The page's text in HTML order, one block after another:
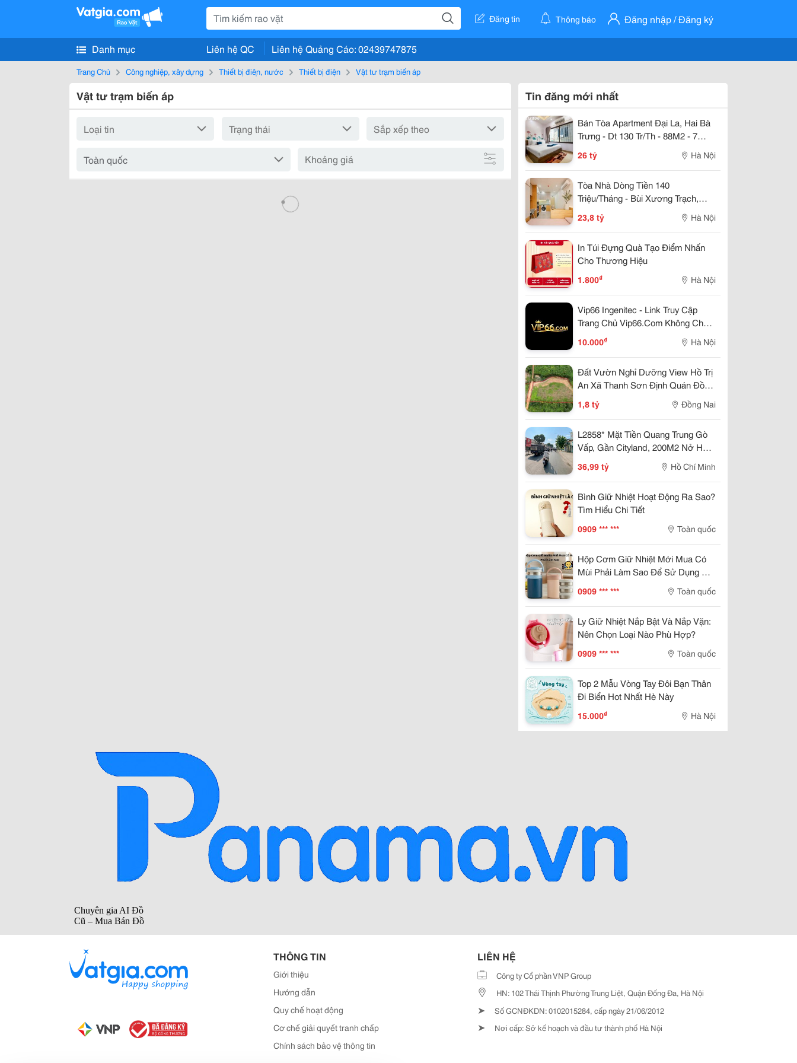
Đăng tin Thông báo Đăng nhập / Đăng ký
Danh mục Liên hệ QC Liên hệ Quảng Cáo: 02439747875
Trang Chủ Công nghiệp, xây dựng Thiết bị điện, nước Thiết bị điện Vật tư trạm biến áp
Vật tư trạm biến áp
Khoảng giá
Tin đăng mới nhất
Bán Tòa Apartment Đại La, Hai Bà
Trưng - Dt 130 Tr/Th - 88M2 - 7
26 tỷ Hà Nội
Tòa Nhà Dòng Tiền 140
Triệu/Tháng - Bùi Xương Trạch,
Thanh Xuân - 22 Căn Hộ Kk - 86
M2 X 7 Tầng - Mt 6 M - 23,8 Tỷ
23,8 tỷ Hà Nội
In Túi Đựng Quà Tạo Điểm Nhấn
Cho Thương Hiệu
1.800₫ Hà Nội
Vip66 Ingenitec - Link Truy Cập
Trang Chủ Vip66.Com Không Chặn
| Đăng Ký +66K
10.000₫ Hà Nội
Đất Vườn Nghỉ Dưỡng View Hồ Trị
An Xã Thanh Sơn Định Quán Đồng
1,8 tỷ Đồng Nai
L2858* Mặt Tiền Quang Trung Gò
Vấp, Gần Cityland, 200M2 Nở Hậu,
36,99 tỷ Hồ Chí Minh
Bình Giữ Nhiệt Hoạt Động Ra Sao?
Tìm Hiểu Chi Tiết
0909 *** *** Toàn quốc
Hộp Cơm Giữ Nhiệt Mới Mua Có
Mùi Phải Làm Sao Để Sử Dụng An
0909 *** *** Toàn quốc
Ly Giữ Nhiệt Nắp Bật Và Nắp Vặn:
Nên Chọn Loại Nào Phù Hợp?
0909 *** *** Toàn quốc
Top 2 Mẫu Vòng Tay Đôi Bạn Thân
Đi Biển Hot Nhất Hè Này
15.000₫ Hà Nội
THÔNG TIN
Giới thiệu
Hướng dẫn
Quy chế hoạt động
Cơ chế giải quyết tranh chấp
Chính sách bảo vệ thông tin
LIÊN HỆ
Công ty Cổ phần VNP Group
HN: 102 Thái Thịnh Phường Trung Liệt, Quận Đống Đa, Hà Nội
➤ Số GCNĐKDN: 0102015284, cấp ngày 21/06/2012
➤ Nơi cấp: Sở kế hoạch và đầu tư thành phố Hà Nội